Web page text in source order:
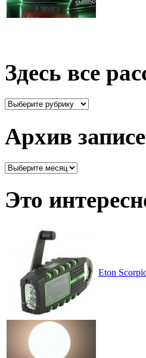
Здесь все
Здесь
Архив
Архив
месяцам
Это
Eton